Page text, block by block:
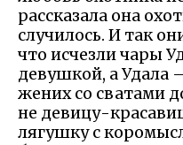
рассказала она
случилось. И так
что исчезли чары
девушкой, а Удала
жених со сватами
не девицу-
лягушку с